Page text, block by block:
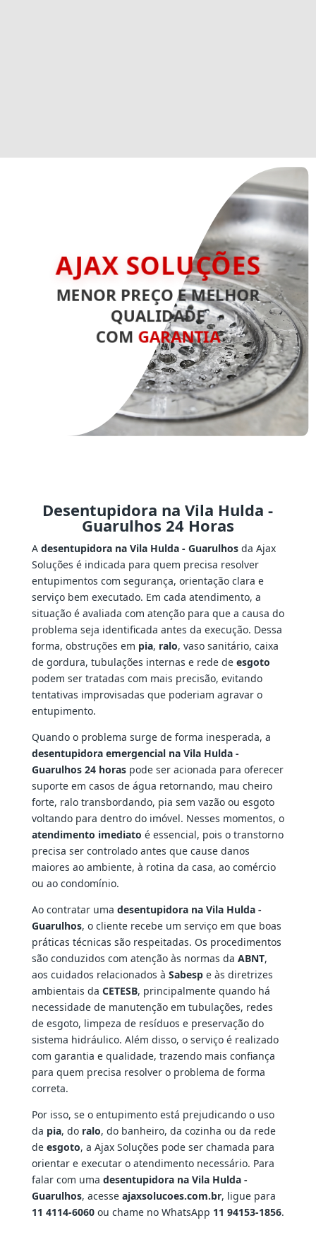
AJAX SOLUÇÕES
MENOR PREÇO E MELHOR
QUALIDADE
COM GARANTIA
Desentupidora na Vila Hulda -
Guarulhos 24 Horas
A desentupidora na Vila Hulda - Guarulhosda Ajax
Soluções é indicada para quem precisa resolver
entupimentos com segurança, orientação clara e
serviço bem executado. Em cada atendimento, a
situação é avaliada com atenção para que a causa do
problema seja identificada antes da execução. Dessa
forma, obstruções em pia, ralo, vaso sanitário, caixa
de gordura, tubulações internas e rede de esgoto
podem ser tratadas com mais precisão, evitando
tentativas improvisadas que poderiam agravar o
entupimento.
Quando o problema surge de forma inesperada, a
desentupidora emergencial na Vila Hulda -
Guarulhos 24 horaspode ser acionada para oferecer
suporte em casos de água retornando, mau cheiro
forte, ralo transbordando, pia sem vazão ou esgoto
voltando para dentro do imóvel. Nesses momentos, o
atendimento imediato é essencial, pois o transtorno
precisa ser controlado antes que cause danos
maiores ao ambiente, à rotina da casa, ao comércio
ou ao condomínio.
Ao contratar uma desentupidora na Vila Hulda -
Guarulhos, o cliente recebe um serviço em que boas
práticas técnicas são respeitadas. Os procedimentos
são conduzidos com atenção às normas da ABNT,
aos cuidados relacionados à Sabespe às diretrizes
ambientais da CETESB, principalmente quando há
necessidade de manutenção em tubulações, redes
de esgoto, limpeza de resíduos e preservação do
sistema hidráulico. Além disso, o serviço é realizado
com garantia e qualidade, trazendo mais confiança
para quem precisa resolver o problema de forma
correta.
Por isso, se o entupimento está prejudicando o uso
da pia, do ralo, do banheiro, da cozinha ou da rede
de esgoto, a Ajax Soluções pode ser chamada para
orientar e executar o atendimento necessário. Para
falar com uma desentupidora na Vila Hulda -
Guarulhos, acesse ajaxsolucoes.com.br, ligue para
11 4114-6060ou chame no WhatsApp 11 94153-1856.